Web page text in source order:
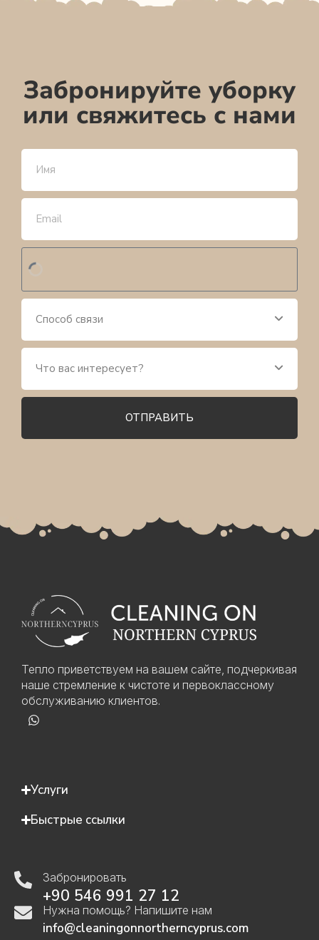
Забронируйте уборку
или свяжитесь с нами
ОТПРАВИТЬ
Тепло приветствуем на вашем сайте, подчеркивая
наше стремление к чистоте и первоклассному
обслуживанию клиентов.
Услуги
Быстрые ссылки
Забронировать
+90 546 991 27 12
Нужна помощь? Напишите нам
info@cleaningonnortherncyprus.com